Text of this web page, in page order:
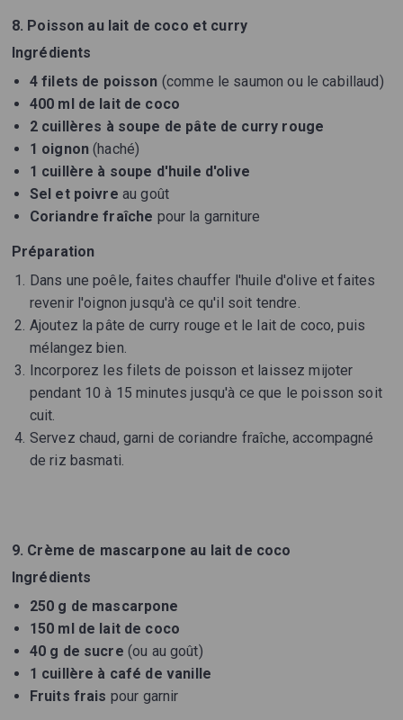
8. Poisson au lait de coco et curry
Ingrédients
4 filets de poisson (comme le saumon ou le cabillaud)
400 ml de lait de coco
2 cuillères à soupe de pâte de curry rouge
1 oignon (haché)
1 cuillère à soupe d'huile d'olive
Sel et poivre au goût
Coriandre fraîche pour la garniture
Préparation
Dans une poêle, faites chauffer l'huile d'olive et faites
revenir l'oignon jusqu'à ce qu'il soit tendre.
Ajoutez la pâte de curry rouge et le lait de coco, puis
mélangez bien.
Incorporez les filets de poisson et laissez mijoter
pendant 10 à 15 minutes jusqu'à ce que le poisson soit
cuit.
Servez chaud, garni de coriandre fraîche, accompagné
de riz basmati.
9. Crème de mascarpone au lait de coco
Ingrédients
250 g de mascarpone
150 ml de lait de coco
40 g de sucre (ou au goût)
1 cuillère à café de vanille
Fruits frais pour garnir